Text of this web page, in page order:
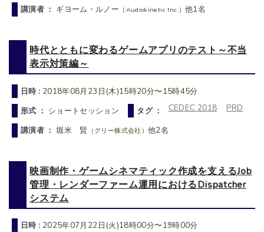
講演者 ： ギヨーム・ルノー （Audiokinetic Inc.）他1名
時代とともに変わるゲームアプリのテスト～不当
表示対策編～
日時 : 2018年08月23日(木)15時20分〜15時45分
形式 ： ショートセッション タグ ： CEDEC 2018
PRD
講演者 ：堀米 賢 （グリー株式会社） 他2名
映画制作・ゲームシネマティック作成を支えるJob
管理・レンダーファーム運用におけるDispatcher
システム
日時 : 2025年07月22日(火)18時00分〜19時00分